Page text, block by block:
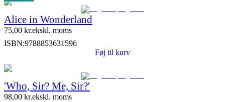
Alice in Wonderland
75,00 kr.ekskl. moms
ISBN:9788853631596
Føj til kurv
'Who, Sir? Me, Sir?'
98,00 kr.ekskl. moms